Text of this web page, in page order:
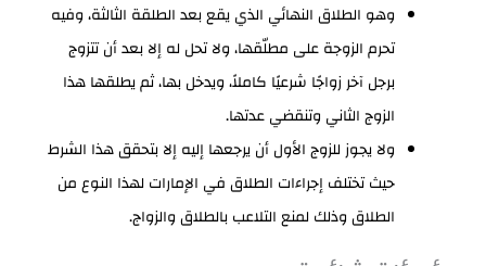
وهو الطلاق النهائي الذي يقع بعد الطلقة الثالثة، وفيه
تحرم الزوجة على مطلّقها، ولا تحل له إلا بعد أن تتزوج
برجل آخر زواجًا شرعيًا كاملاً، ويدخل بها، ثم يطلقها هذا
الزوج الثاني وتنقضي عدتها.
ولا يجوز للزوج الأول أن يرجعها إليه إلا بتحقق هذا الشرط
حيث تختلف إجراءات الطلاق في الإمارات لهذا النوع من
الطلاق وذلك لمنع التلاعب بالطلاق والزواج.